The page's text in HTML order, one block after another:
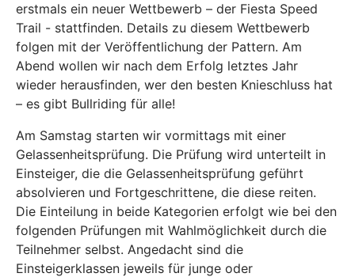
erstmals ein neuer Wettbewerb – der Fiesta Speed
Trail - stattfinden. Details zu diesem Wettbewerb
folgen mit der Veröffentlichung der Pattern. Am
Abend wollen wir nach dem Erfolg letztes Jahr
wieder herausfinden, wer den besten Knieschluss hat
– es gibt Bullriding für alle!
Am Samstag starten wir vormittags mit einer
Gelassenheitsprüfung. Die Prüfung wird unterteilt in
Einsteiger, die die Gelassenheitsprüfung geführt
absolvieren und Fortgeschrittene, die diese reiten.
Die Einteilung in beide Kategorien erfolgt wie bei den
folgenden Prüfungen mit Wahlmöglichkeit durch die
Teilnehmer selbst. Angedacht sind die
Einsteigerklassen jeweils für junge oder